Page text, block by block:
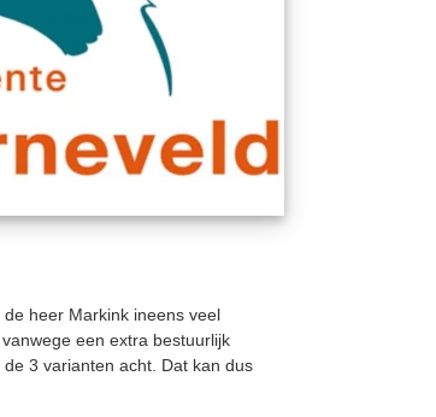
heer Markink ineens veel
een extra bestuurlijk
de 3 varianten acht. Dat kan dus